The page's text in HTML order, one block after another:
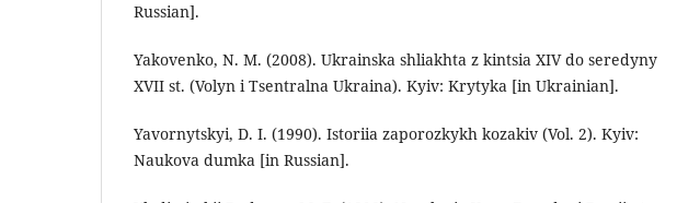
Russian].
Yakovenko, N. M. (2008). Ukrainska shliakhta z kintsia XIV do seredyny
XVII st. (Volyn i Tsentralna Ukraina). Kyiv: Krytyka [in Ukrainian].
Yavornytskyi, D. І. (1990). Istoriia zaporozkykh kozakiv (Vol. 2). Kyiv:
Naukova dumka [in Russian].